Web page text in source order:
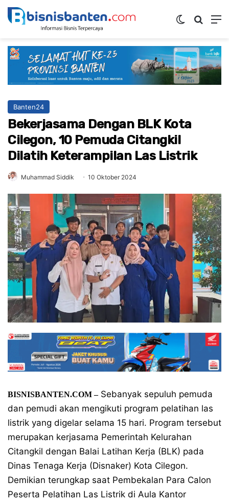
Switch skin
Banten24
Bekerjasama Dengan BLK Kota
Cilegon, 10 Pemuda Citangkil
Dilatih Keterampilan Las Listrik
Muhammad Siddik 10 Oktober 2024
BISNISBANTEN.COM –Sebanyak sepuluh pemuda
dan pemudi akan mengikuti program pelatihan las
listrik yang digelar selama 15 hari. Program tersebut
merupakan kerjasama Pemerintah Kelurahan
Citangkil dengan Balai Latihan Kerja (BLK) pada
Dinas Tenaga Kerja (Disnaker) Kota Cilegon.
Demikian terungkap saat Pembekalan Para Calon
Peserta Pelatihan Las Listrik di Aula Kantor